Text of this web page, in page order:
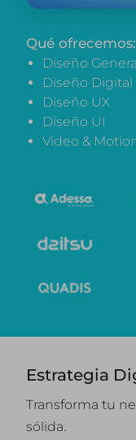
Qué ofrecemos:
Diseño
Diseño Digital
Diseño UX
Diseño UI
Vídeo &
Estrategia
Transforma tu
sólida.